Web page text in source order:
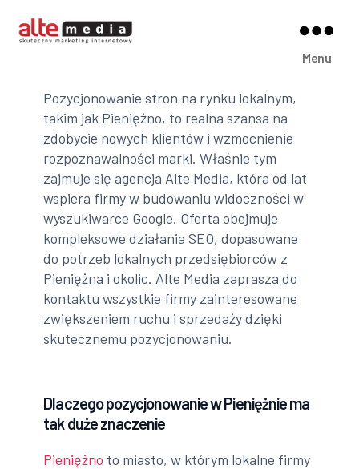
Media
Menu
Pozycjonowanie stron na rynku lokalnym,
takim jak Pieniężno, to realna szansa na
zdobycie nowych klientów i wzmocnienie
rozpoznawalności marki. Właśnie tym
zajmuje się agencja Alte Media, która od lat
wspiera firmy w budowaniu widoczności w
wyszukiwarce Google. Oferta obejmuje
kompleksowe działania SEO, dopasowane
do potrzeb lokalnych przedsiębiorców z
Pieniężna i okolic. Alte Media zaprasza do
kontaktu wszystkie firmy zainteresowane
zwiększeniem ruchu i sprzedaży dzięki
skutecznemu pozycjonowaniu.
Dlaczego pozycjonowanie w Pieniężnie ma
tak duże znaczenie
Pieniężno to miasto, w którym lokalne firmy